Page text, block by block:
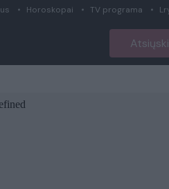
Horoskopai TV programa